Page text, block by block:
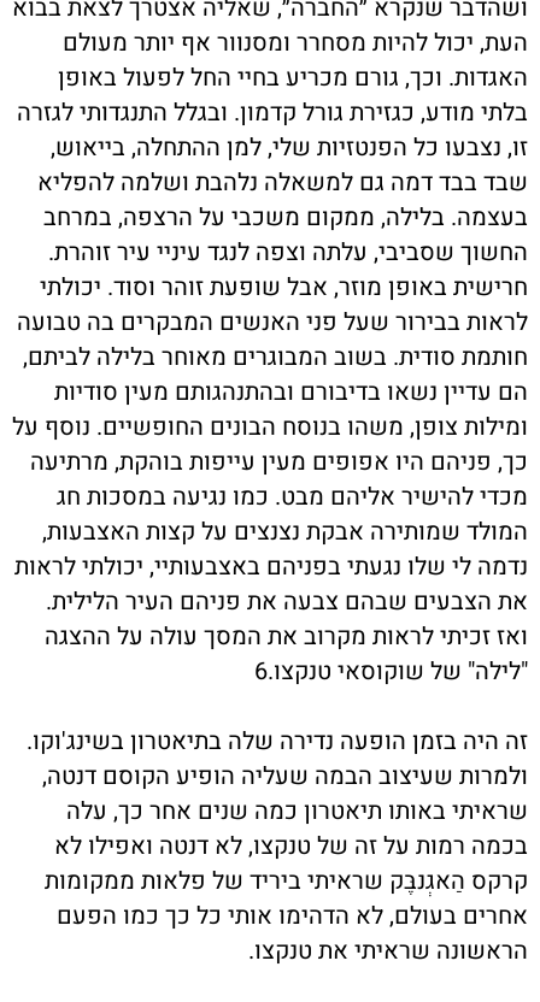
ושהדבר שנקרא ״החברה״, שאליה אצטרך לצאת בבוא
העת, יכול להיות מסחרר ומסנוור אף יותר מעולם
האגדות. וכך, גורם מכריע בחיי החל לפעול באופן
בלתי מודע, כגזירת גורל קדמון. ובגלל התנגדותי לגזרה
זו, נצבעו כל הפנטזיות שלי, למן ההתחלה, בייאוש,
שבד בבד דמה גם למשאלה נלהבת ושלמה להפליא
בעצמה. בלילה, ממקום משכבי על הרצפה, במרחב
החשוך שסביבי, עלתה וצפה לנגד עיניי עיר זוהרת.
חרישית באופן מוזר, אבל שופעת זוהר וסוד. יכולתי
לראות בבירור שעל פני האנשים המבקרים בה טבועה
חותמת סודית. בשוב המבוגרים מאוחר בלילה לביתם,
הם עדיין נשאו בדיבורם ובהתנהגותם מעין סודיות
ומילות צופן, משהו בנוסח הבונים החופשיים. נוסף על
כך, פניהם היו אפופים מעין עייפות בוהקת, מרתיעה
מכדי להישיר אליהם מבט. כמו נגיעה במסכות חג
המולד שמותירה אבקת נצנצים על קצות האצבעות,
נדמה לי שלו נגעתי בפניהם באצבעותיי, יכולתי לראות
את הצבעים שבהם צבעה את פניהם העיר הלילית.
ואז זכיתי לראות מקרוב את המסך עולה על ההצגה
"לילה" של שוקוסאי טנקצו.6
זה היה בזמן הופעה נדירה שלה בתיאטרון בשינג'וקו.
ולמרות שעיצוב הבמה שעליה הופיע הקוסם דנטה,
שראיתי באותו תיאטרון כמה שנים אחר כך, עלה
בכמה רמות על זה של טנקצו, לא דנטה ואפילו לא
קרקס הַאגְנבֶּק שראיתי ביריד של פלאות ממקומות
אחרים בעולם, לא הדהימו אותי כל כך כמו הפעם
הראשונה שראיתי את טנקצו.